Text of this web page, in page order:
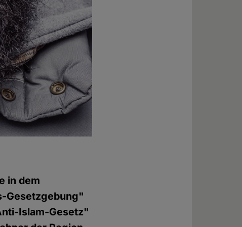
in dem
Gesetzgebung"
Islam-Gesetz"